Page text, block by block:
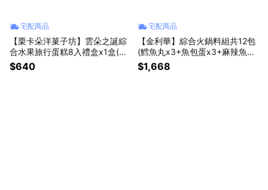
宅配商品
【栗卡朵洋菓子坊】雲朵之誕綜
合水果旅行蛋糕8入禮盒x1盒(季
節口味隨機_4種口味各2入)
$640
宅配商品
【金利華】綜合火鍋料組共12包
(鱈魚丸x3+魚包蛋x3+麻辣魚丸
x2+蟹黃包x2+乳酪包x2_海鮮火
鍋料)
$1,668